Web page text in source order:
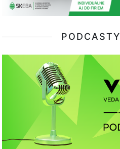
PODCASTY